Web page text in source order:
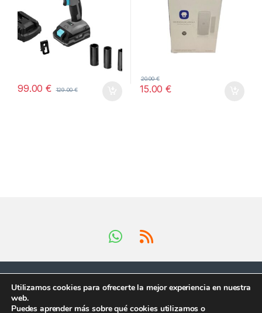
99.00€ 129.00€ 15.00€
20.00€
Utilizamos cookies para ofrecerte la mejor experiencia en nuestra
web.
Puedes aprender más sobre qué cookies utilizamos o